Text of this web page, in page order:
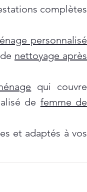
complètes
personnalisé
nettoyage après
qui couvre
de femme de
et adaptés à vos